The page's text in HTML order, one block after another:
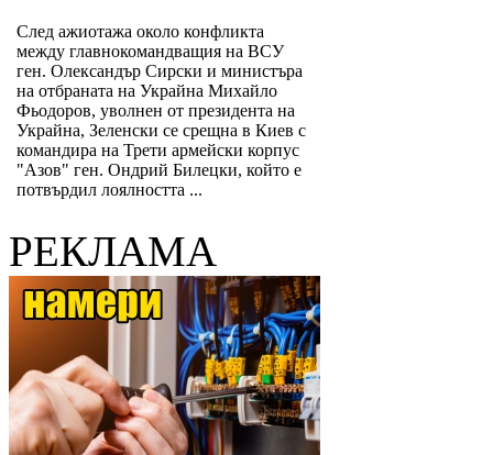
След ажиотажа около конфликта
между главнокомандващия на ВСУ
ген. Олександър Сирски и министъра
на отбраната на Украйна Михайло
Фьодоров, уволнен от президента на
Украйна, Зеленски се срещна в Киев с
командира на Трети армейски корпус
"Азов" ген. Ондрий Билецки, който е
потвърдил лоялността ...
РЕКЛАМА